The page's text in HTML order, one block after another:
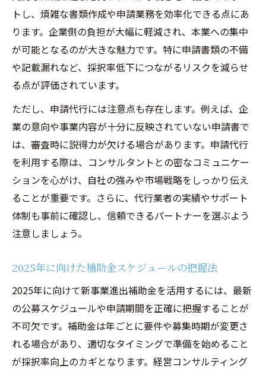
トし、煩雑な書類作成や申請業務を効率化できる点にあ
ります。企業側の負担が大幅に軽減され、本業への集中
が可能となるのが大きな魅力です。特に申請書類の不備
や記載漏れなど、採択率低下につながるリスクを減らせ
る点が評価されています。
ただし、申請代行には注意点も存在します。例えば、企
業の意向や事業内容が十分に反映されていない申請書で
は、審査時に説得力が欠ける場合があります。申請代行
を利用する際は、コンサルタントとの密なコミュニケー
ションを心がけ、自社の強みや市場戦略をしっかり伝え
ることが重要です。さらに、代行業者の実績やサポート
体制も事前に確認し、信頼できるパートナーを選ぶよう
注意しましょう。
2025年に向けた補助金スケジュールの把握法
2025年に向けて新事業進出補助金を活用するには、最新
の公募スケジュールや申請期間を正確に把握することが
不可欠です。補助金は年ごとに要件や募集時期が変更さ
れる場合があり、適切なタイミングで準備を始めること
が採択率向上のカギとなります。経営コンサルティング